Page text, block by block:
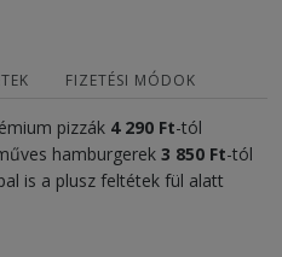
FIZETÉSI MÓDOK
pizzák 4 290 Ft-tól
hamburgerek 3 850 Ft-tól
is a plusz feltétek fül alatt